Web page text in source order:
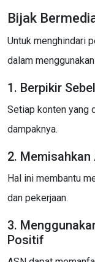
Bijak
Untuk menghindari
dalam
1. Berpikir
Setiap konten yang
dampaknya.
2.
Hal ini membantu
dan pekerjaan.
3.
Positif